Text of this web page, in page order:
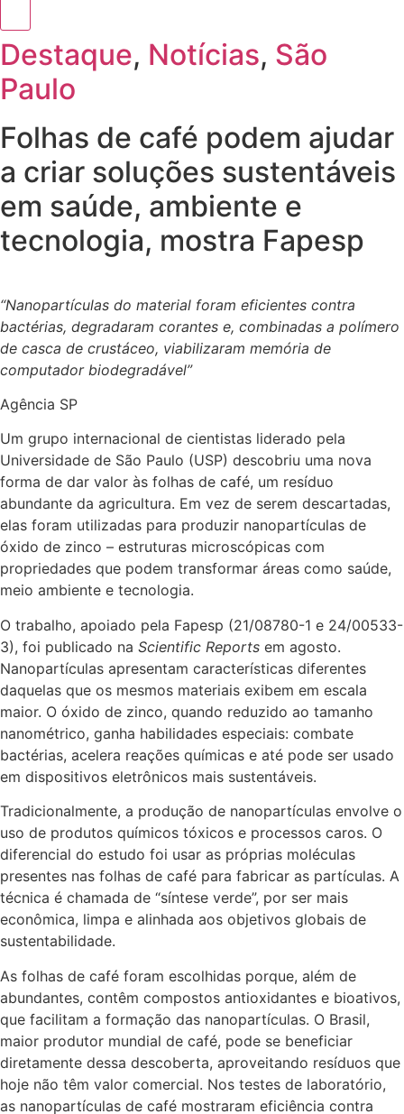
Destaque, Notícias, São
Paulo
Folhas de café podem ajudar
a criar soluções sustentáveis
em saúde, ambiente e
tecnologia, mostra Fapesp
“Nanopartículas do material foram eficientes contra
bactérias, degradaram corantes e, combinadas a polímero
de casca de crustáceo, viabilizaram memória de
computador biodegradável”
Agência SP
Um grupo internacional de cientistas liderado pela
Universidade de São Paulo (USP) descobriu uma nova
forma de dar valor às folhas de café, um resíduo
abundante da agricultura. Em vez de serem descartadas,
elas foram utilizadas para produzir nanopartículas de
óxido de zinco – estruturas microscópicas com
propriedades que podem transformar áreas como saúde,
meio ambiente e tecnologia.
O trabalho, apoiado pela Fapesp (21/08780-1 e 24/00533-
3), foi publicado na Scientific Reports em agosto.
Nanopartículas apresentam características diferentes
daquelas que os mesmos materiais exibem em escala
maior. O óxido de zinco, quando reduzido ao tamanho
nanométrico, ganha habilidades especiais: combate
bactérias, acelera reações químicas e até pode ser usado
em dispositivos eletrônicos mais sustentáveis.
Tradicionalmente, a produção de nanopartículas envolve o
uso de produtos químicos tóxicos e processos caros. O
diferencial do estudo foi usar as próprias moléculas
presentes nas folhas de café para fabricar as partículas. A
técnica é chamada de “síntese verde”, por ser mais
econômica, limpa e alinhada aos objetivos globais de
sustentabilidade.
As folhas de café foram escolhidas porque, além de
abundantes, contêm compostos antioxidantes e bioativos,
que facilitam a formação das nanopartículas. O Brasil,
maior produtor mundial de café, pode se beneficiar
diretamente dessa descoberta, aproveitando resíduos que
hoje não têm valor comercial. Nos testes de laboratório,
as nanopartículas de café mostraram eficiência contra